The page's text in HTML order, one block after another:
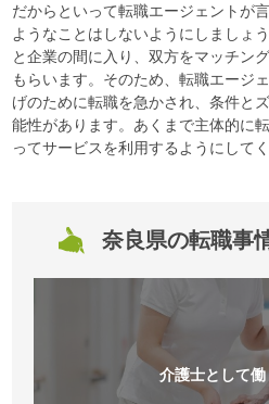
だからといって転職エージェントが
ようなことはしないようにしましょ
と企業の間に入り、双方をマッチン
もらいます。そのため、転職エージ
げのために転職を急かされ、条件と
能性があります。あくまで主体的に
ってサービスを利用するようにしてく
奈良県の転職事
介護士として